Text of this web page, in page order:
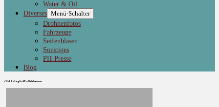
Water & Oil
Diverses Menü-Schalter
Drohnenfotos
Fahrzeuge
Seifenblasen
Sonstiges
PH-Presse
Blog
20-11-Tag6-Wolfsklamm